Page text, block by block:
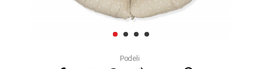
1 2 3 4
Podeli